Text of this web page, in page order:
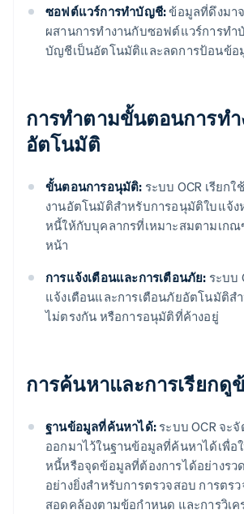
ซอฟต์แวร์การทําบัญชี:ข้อมูลที่ดึงมาจ
ผสานการทํางานกับซอฟต์แวร์การทํา
บัญชีเป็นอัตโนมัติและลดการป้อนข้อ
การทำตามขั้นตอนการทํา
อัตโนมัติ
ขั้นตอนการอนุมัติ: ระบบ OCR เรียก
งานอัตโนมัติสําหรับการอนุมัติใบแจ้ง
หนี้ให้กับบุคลากรที่เหมาะสมตามเก
หน้า
การแจ้งเตือนและการเตือนภัย: ระบบ
แจ้งเตือนและการเตือนภัยอัตโนมัติสํ
ไม่ตรงกัน หรือการอนุมัติที่ค้างอยู่
การค้นหาและการเรียกดู
ฐานข้อมูลที่ค้นหาได้: ระบบ OCR จะ
ออกมาไว้ในฐานข้อมูลที่ค้นหาได้เพื่อ
หนี้หรือจุดข้อมูลที่ต้องการได้อย่างรว
อย่างยิ่งสําหรับการตรวจสอบ การตร
สอดคล้องตามข้อกําหนด และการวิเค